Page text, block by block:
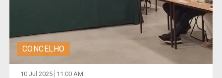
CONCELHO
10 Jul 2025 11:00 AM